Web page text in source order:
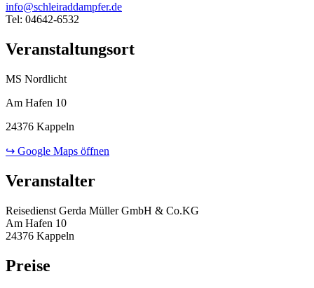
info@schleiraddampfer.de
Tel: 04642-6532
Veranstaltungsort
MS Nordlicht
Am Hafen 10
24376 Kappeln
↪ Google Maps öffnen
Veranstalter
Reisedienst Gerda Müller GmbH & Co.KG
Am Hafen 10
24376 Kappeln
Preise